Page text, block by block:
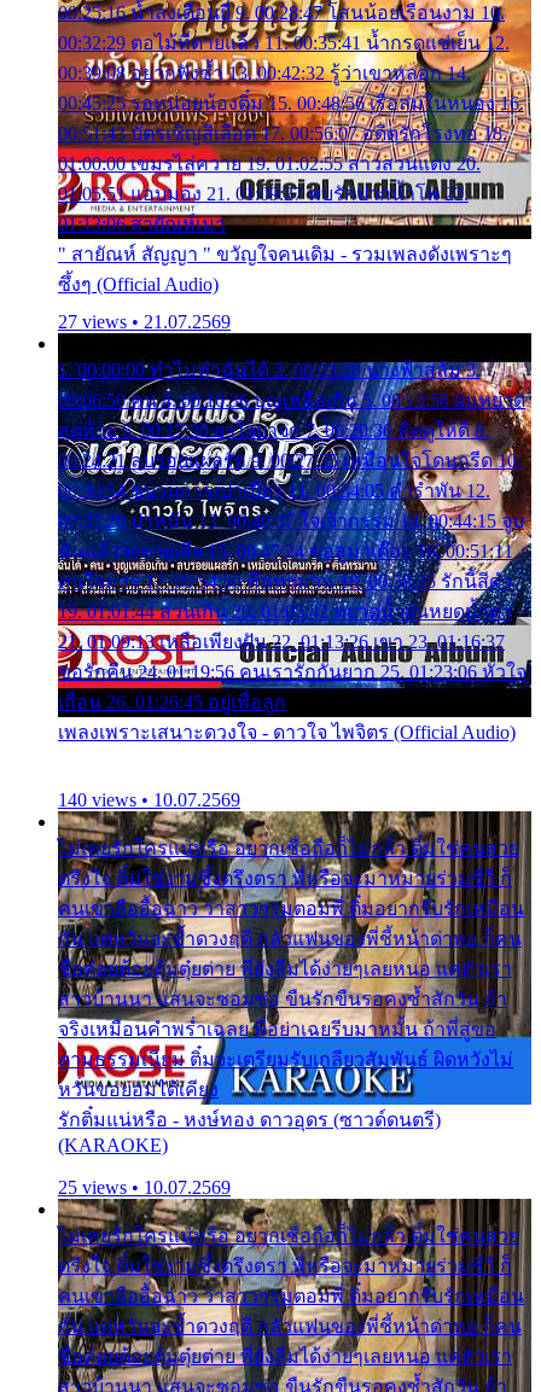
00:25:16 น้ำลงเดือนยี่ 9. 00:28:47 โสนน้อยเรือนงาม 10.
00:32:29 ตอไม้ที่ตายแล้ว 11. 00:35:41 น้ำกรดแช่เย็น 12.
00:39:08 อยากฟังซ้ำ 13. 00:42:32 รู้ว่าเขาหลอก 14.
00:45:25 รอหน่อยน้องติ๋ม 15. 00:48:56 เรือล่มในหนอง 16.
00:51:43 บัตรเชิญสีเลือด 17. 00:56:07 อดีตรักโรงทอ 18.
01:00:00 เขมรไล่ควาย 19. 01:02:55 สาวสวนแตง 20.
01:05:51 แอบมอง 21. 01:09:27 พบรักปากน้ำโพ 22.
01:13:06 สายัณห์เมา
" สายัณห์ สัญญา " ขวัญใจคนเดิม - รวมเพลงดังเพราะๆ
ซึ้งๆ (Official Audio)
27 views • 21.07.2569
1. 00:00:00 ทำไมทำฉันได้ 2. 00:03:20 นางฟ้าสลัม 3.
00:06:50 คน 4. 00:10:36 บุญเหลือเกิน 5. 00:13:58 ฝนหยาด
สุดท้าย 6. 00:17:30 ยาใจยาจก 7. 00:20:30 คิดดูให้ดี 8.
00:24:21 ลบรอยแผลรัก 9. 00:27:35 เหมือนใจโดนกรีด 10.
00:30:54 ขบวนการเปาเปียว 11. 00:34:05 คำรำพัน 12.
00:37:20 ปาหนัน 13. 00:40:37 ใจเจ้ากรรม 14. 00:44:15 จูบ
ฉันแล้วจงตายเสีย 15. 00:47:24 ขอสูมาเต๊อะ 16. 00:51:11
คนใจมาร 17. 00:54:50 คืนทรมาน 18. 00:58:25 รักนี้สีดำ
19. 01:01:44 ส่วนเกิน 20. 01:05:42 หยาดน้ำฝนหยดน้ำตา
21. 01:09:13 เหลือเพียงฝัน 22. 01:13:26 เขา 23. 01:16:37
ขอรักคืน 24. 01:19:56 คนเรารักกันยาก 25. 01:23:06 หัวใจ
เถื่อน 26. 01:26:45 อยู่เพื่อลูก
เพลงเพราะเสนาะดวงใจ - ดาวใจ ไพจิตร (Official Audio)
140 views • 10.07.2569
ไม่เคยรักใครแน่หรือ อยากเชื่อถือก็ไม่กล้า ติ๋มใช่คนสวย
ตรึงใจ ติ๋มใช่งามซึ้งตรึงตรา พี่หรือจะมาหมายร่วมชีวี ก็
คนเขาลืออื้อฉาว ว่าสาวๆรุมตอมพี่ ติ๋มอยากรับรักเหมือน
กัน แต่หวั่นจะช้ำดวงฤดี กลัวแฟนของพี่ชี้หน้าด่าทอ ก็คน
ชื่อต๋อยต้อยตุ้มตุ๋ยต่าย พี่ยังลืมได้ง่ายๆเลยหนอ แค่ตัวเรา
สาวบ้านนา แสนจะซอมซ่อ ขืนรักขืนรอคงช้ำสักวัน ถ้า
จริงเหมือนคำพร่ำเฉลย พี่อย่าเฉยรีบมาหมั้น ถ้าพี่สู่ขอ
ตามธรรมเนียม ติ๋มจะเตรียมรับเกลียวสัมพันธ์ ผิดหวังไม่
หวั่นขอยอมได้เคียง
รักติ๋มแน่หรือ - หงษ์ทอง ดาวอุดร (ซาวด์ดนตรี)
(KARAOKE)
25 views • 10.07.2569
ไม่เคยรักใครแน่หรือ อยากเชื่อถือก็ไม่กล้า ติ๋มใช่คนสวย
ตรึงใจ ติ๋มใช่งามซึ้งตรึงตรา พี่หรือจะมาหมายร่วมชีวี ก็
คนเขาลืออื้อฉาว ว่าสาวๆรุมตอมพี่ ติ๋มอยากรับรักเหมือน
กัน แต่หวั่นจะช้ำดวงฤดี กลัวแฟนของพี่ชี้หน้าด่าทอ ก็คน
ชื่อต๋อยต้อยตุ้มตุ๋ยต่าย พี่ยังลืมได้ง่ายๆเลยหนอ แค่ตัวเรา
สาวบ้านนา แสนจะซอมซ่อ ขืนรักขืนรอคงช้ำสักวัน ถ้า